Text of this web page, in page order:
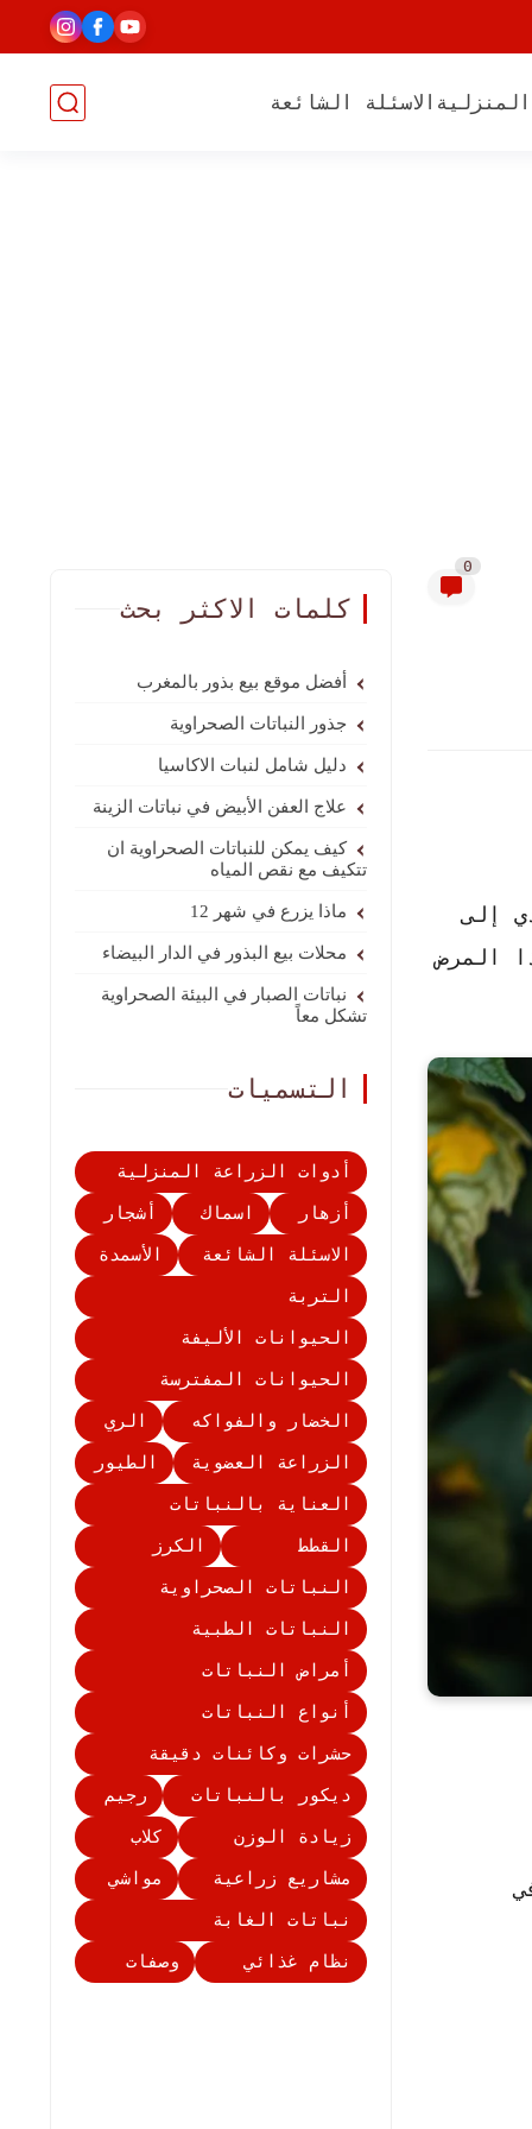
الاسئلة الشائعة
0
إلى
المرض
كلمات الاكثر بحث
أفضل موقع بيع بذور بالمغرب
جذور النباتات الصحراوية
دليل شامل لنبات الاكاسيا
علاج العفن الأبيض في نباتات الزينة
كيف يمكن للنباتات الصحراوية ان
تتكيف مع نقص المياه
ماذا يزرع في شهر 12
محلات بيع البذور في الدار البيضاء
نباتات الصبار في البيئة الصحراوية
تشكل معاً
التسميات
أدوات الزراعة المنزلية
أزهار
اسماك
أشجار
الاسئلة الشائعة
الأسمدة
التربة
الحيوانات الأليفة
الحيوانات المفترسة
الخضار والفواكه
الري
الزراعة العضوية
الطيور
العناية بالنباتات
القطط
الكرز
النباتات الصحراوية
النباتات الطبية
أمراض النباتات
أنواع النباتات
حشرات وكائنات دقيقة
ديكور بالنباتات
رجيم
زيادة الوزن
كلاب
مشاريع زراعية
مواشي
نباتات الغابة
نظام غذائي
وصفات